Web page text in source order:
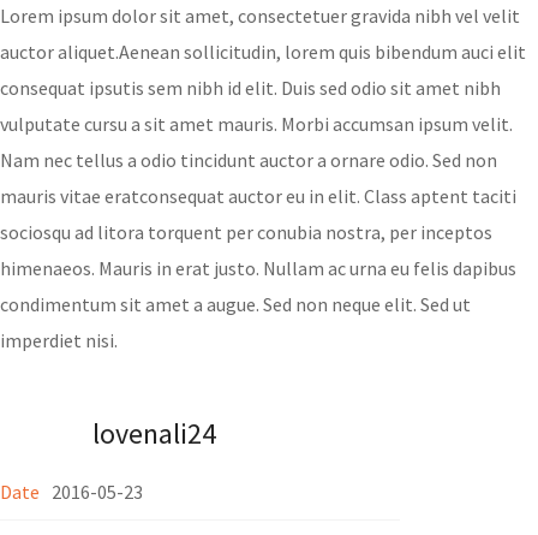
Lorem ipsum dolor sit amet, consectetuer gravida nibh vel velit
auctor aliquet.Aenean sollicitudin, lorem quis bibendum auci elit
consequat ipsutis sem nibh id elit. Duis sed odio sit amet nibh
vulputate cursu a sit amet mauris. Morbi accumsan ipsum velit.
Nam nec tellus a odio tincidunt auctor a ornare odio. Sed non
mauris vitae eratconsequat auctor eu in elit. Class aptent taciti
sociosqu ad litora torquent per conubia nostra, per inceptos
himenaeos. Mauris in erat justo. Nullam ac urna eu felis dapibus
condimentum sit amet a augue. Sed non neque elit. Sed ut
imperdiet nisi.
lovenali24
Date 2016-05-23